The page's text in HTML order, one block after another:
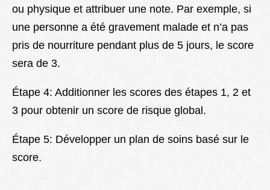
ou physique et attribuer une note. Par exemple, si
une personne a été gravement malade et n’a pas
pris de nourriture pendant plus de 5 jours, le score
sera de 3.
Étape 4: Additionner les scores des étapes 1, 2 et
3 pour obtenir un score de risque global.
Étape 5: Développer un plan de soins basé sur le
score.